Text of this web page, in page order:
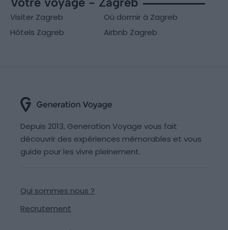
Visiter Zagreb
Où dormir à Zagreb
Hôtels Zagreb
Airbnb Zagreb
Depuis 2013, Generation Voyage vous fait
découvrir des expériences mémorables et vous
guide pour les vivre pleinement.
Qui sommes nous ?
Recrutement